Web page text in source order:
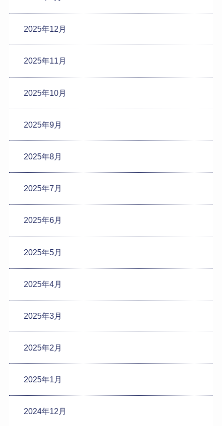
2025年12月
2025年11月
2025年10月
2025年9月
2025年8月
2025年7月
2025年6月
2025年5月
2025年4月
2025年3月
2025年2月
2025年1月
2024年12月